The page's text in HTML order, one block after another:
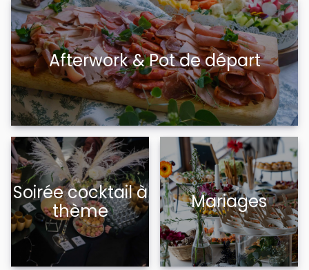
Afterwork & Pot de départ
Soirée cocktail à
thème
Mariages